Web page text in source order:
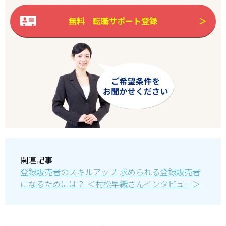
無料 転職サポート登録
関連記事
登録販売者のスキルアップ-求められる登録販売者
になるためには？-＜村松早織さんインタビュー＞